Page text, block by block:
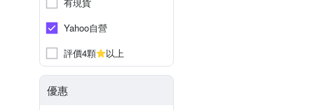
Yahoo自營
評價4顆
以上
優惠